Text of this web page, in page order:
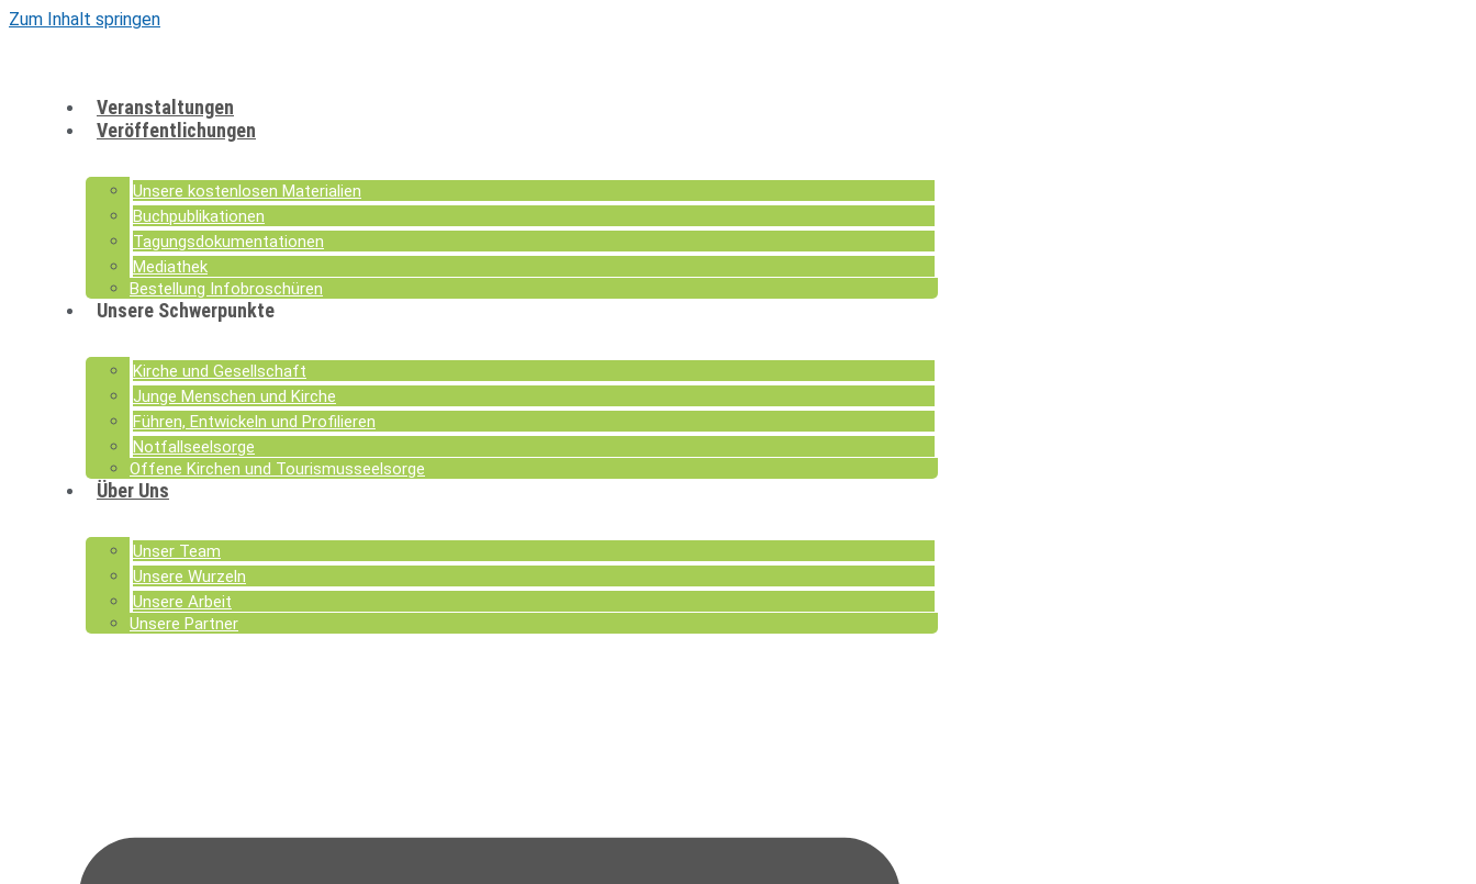
Zum Inhalt springen
Veranstaltungen
Veröffentlichungen
Unsere kostenlosen Materialien
Buchpublikationen
Tagungsdokumentationen
Mediathek
Bestellung Infobroschüren
Unsere Schwerpunkte
Kirche und Gesellschaft
Junge Menschen und Kirche
Führen, Entwickeln und Profilieren
Notfallseelsorge
Offene Kirchen und Tourismusseelsorge
Über Uns
Unser Team
Unsere Wurzeln
Unsere Arbeit
Unsere Partner